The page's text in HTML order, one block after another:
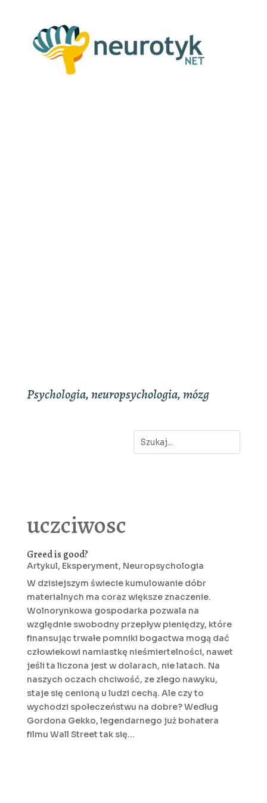
Psychologia, neuropsychologia, mózg
uczciwosc
Greed is good?
Artykul, Eksperyment, Neuropsychologia
W dzisiejszym świecie kumulowanie dóbr
materialnych ma coraz większe znaczenie.
Wolnorynkowa gospodarka pozwala na
względnie swobodny przepływ pieniędzy, które
finansując trwałe pomniki bogactwa mogą dać
człowiekowi namiastkę nieśmiertelności, nawet
jeśli ta liczona jest w dolarach, nie latach. Na
naszych oczach chciwość, ze złego nawyku,
staje się cenioną u ludzi cechą. Ale czy to
wychodzi społeczeństwu na dobre? Według
Gordona Gekko, legendarnego już bohatera
filmu Wall Street tak się...